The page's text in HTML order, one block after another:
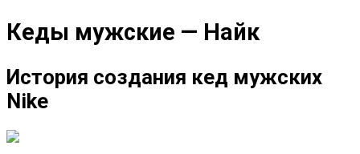
Кеды мужские — Найк
История создания кед мужских
Nike